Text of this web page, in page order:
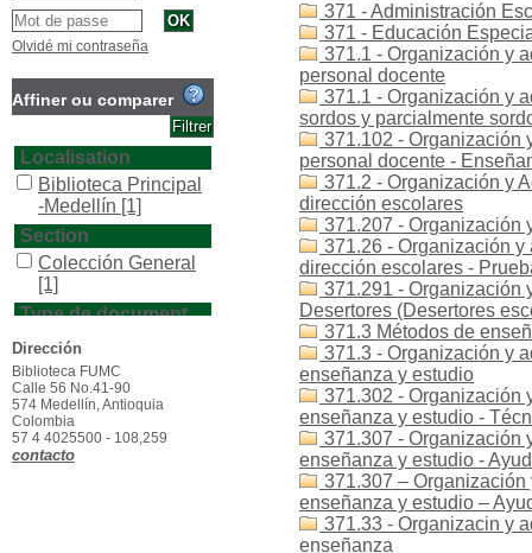
371 - Administración
371 - Educación
371.1 - Organización y
personal docente
371.1 - Organización y
sordos y parcialmente
371.102 - Organización
personal docente -
371.2 - Organización y
dirección escolares
371.207 - Organización
371.26 - Organización
dirección escolares -
371.291 - Organización
Desertores (Desertores
371.3 Métodos de
371.3 - Organización y
enseñanza y estudio
371.302 - Organización
enseñanza y estudio -
371.307 - Organización
enseñanza y estudio -
371.307 –
enseñanza y estudio –
371.33 - Organizacin y
enseñanza
Olvidé mi contraseña
Affiner ou comparer
Localisation
Biblioteca Principal
-Medellín [1]
Section
Colección General
[1]
Type de document
texto impreso
Dirección
Biblioteca FUMC
Calle 56 No.41-90
574 Medellín, Antioquia
Colombia
57 4 4025500 - 108,259
contacto